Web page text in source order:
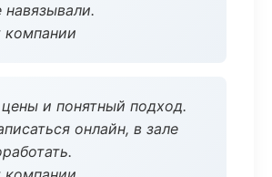
навязывали.
и понятный подход.
онлайн, в зале